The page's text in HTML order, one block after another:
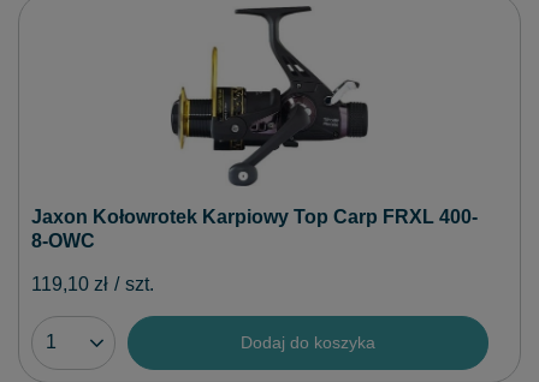
Jaxon Kołowrotek Karpiowy Top Carp FRXL 400-
8-OWC
119,10 zł / szt.
Dodaj do koszyka